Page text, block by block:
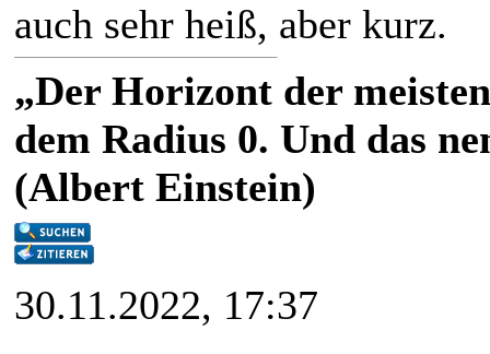
auch sehr heiß, aber kurz.
„Der Horizont der
dem Radius 0. Und das
(Albert Einstein)
30.11.2022, 17:37